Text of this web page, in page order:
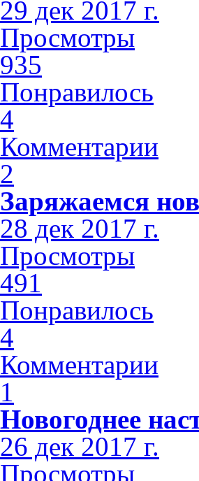
29 дек 2017 г.
Просмотры
935
Понравилось
4
Комментарии
2
Заряжаемся
28 дек 2017 г.
Просмотры
491
Понравилось
4
Комментарии
1
Новогоднее
26 дек 2017 г.
Просмотры